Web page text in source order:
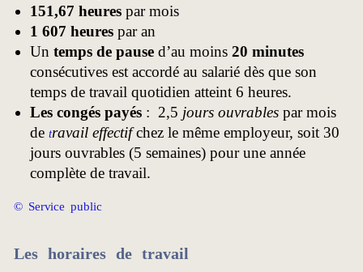
151,67 heures par mois
1 607 heures par an
Un temps de pause d’au moins 20 minutes
consécutives est accordé au salarié dès que son
temps de travail quotidien atteint 6 heures.
Les congés payés : 2,5 jours ouvrables par mois
de travail effectifchez le même employeur, soit 30
jours ouvrables (5 semaines) pour une année
complète de travail.
© Service public
Les horaires de travail